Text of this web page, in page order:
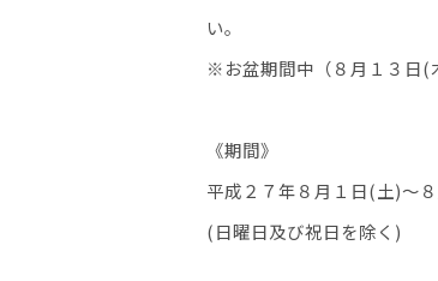
い。
※お盆期間中（８月１３日(
《期間》
平成２７年８月１日(土)～
(日曜日及び祝日を除く)